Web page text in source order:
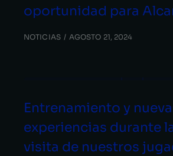
oportunidad para
NOTICIAS AGOSTO 21, 2024
Entrenamiento y
experiencias durante
visita de nuestros